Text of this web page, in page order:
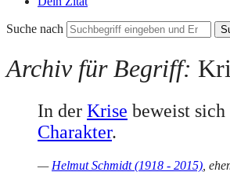
Suche nach
Archiv für Begriff:
In der Krise beweist sich
Charakter.
— Helmut Schmidt (1918 - 2015) ,